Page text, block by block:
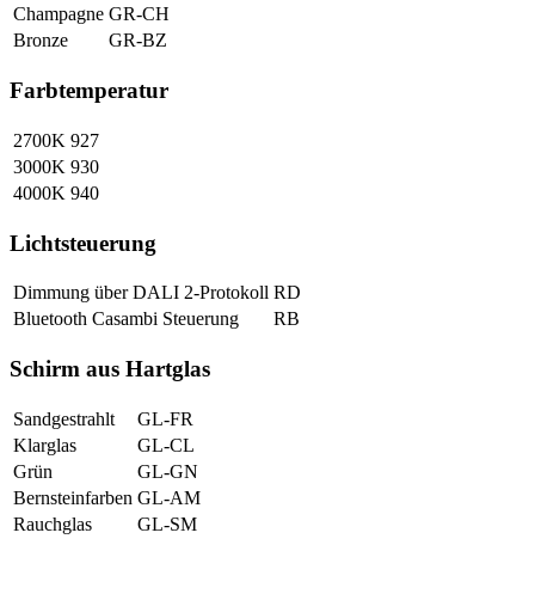
Champagne GR-CH
Bronze
GR-BZ
Farbtemperatur
2700K 927
3000K 930
4000K 940
Lichtsteuerung
Dimmung über DALI 2-Protokoll RD
Bluetooth Casambi Steuerung
RB
Schirm aus Hartglas
Sandgestrahlt
GL-FR
Klarglas
GL-CL
Grün
GL-GN
Bernsteinfarben GL-AM
Rauchglas
GL-SM